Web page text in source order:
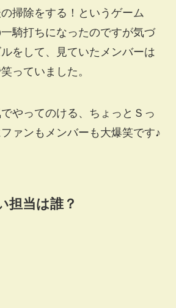
掃除をする！というゲーム
騎打ちになったのですが気づ
をして、見ていたメンバーは
っていました。
やってのける、ちょっとＳっ
ァンもメンバーも大爆笑です♪
担当は誰？